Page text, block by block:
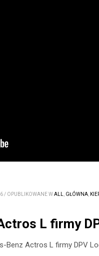
/ OPUBLIKOWANE WALL GŁÓWNA
L firmy
Benz Actros L firmy DPV